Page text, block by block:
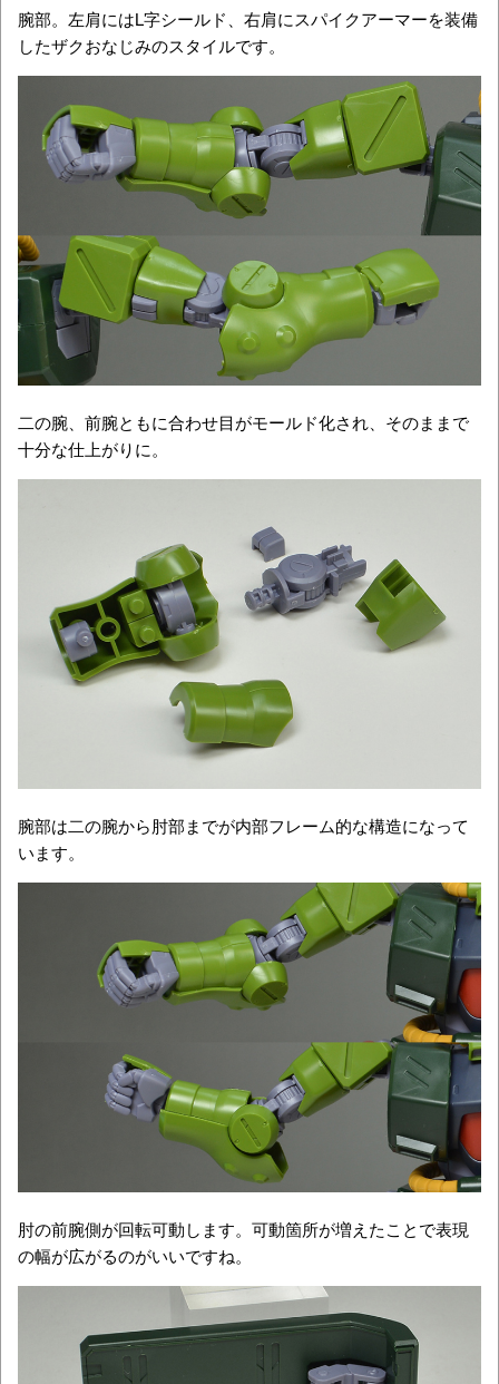
腕部。左肩にはL字シールド、右肩にスパイクアーマーを装備
したザクおなじみのスタイルです。
二の腕、前腕ともに合わせ目がモールド化され、そのままで
十分な仕上がりに。
腕部は二の腕から肘部までが内部フレーム的な構造になって
います。
肘の前腕側が回転可動します。可動箇所が増えたことで表現
の幅が広がるのがいいですね。